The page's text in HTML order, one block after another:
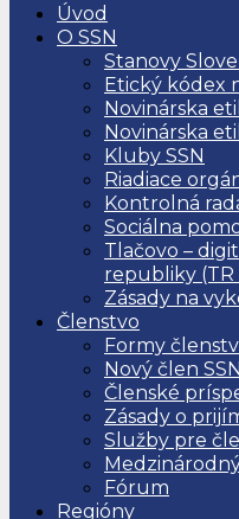
Úvod
O SSN
Stanovy
Etický kódex
Novinárska
Novinárska
Kluby SSN
Riadiace
Kontrolná
Sociálna
Tlačovo –
republiky (TR
Zásady na
Členstvo
Formy
Nový člen SSN
Členské
Zásady o
Služby pre
Fórum
Regióny